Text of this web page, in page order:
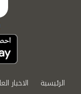
الرئيسية الاخبار